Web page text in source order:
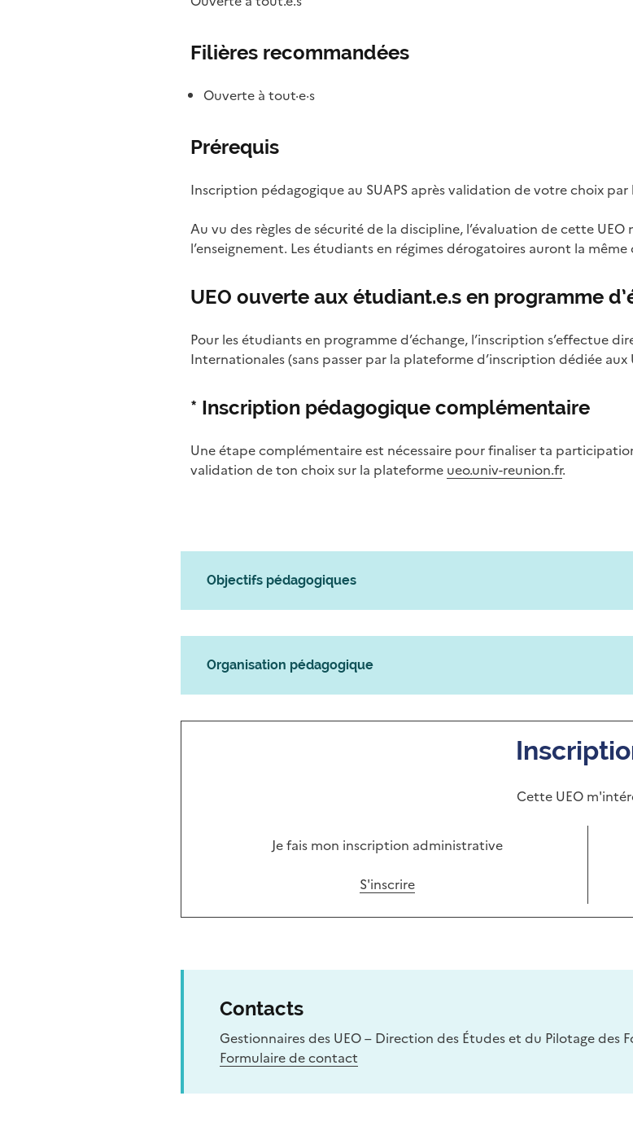
Filières recommandées
Ouverte à tout·e·s
Prérequis
Inscription pédagogique au SUAPS après validation de votre choix par
Au vu des règles de sécurité de la discipline, l’évaluation de cette
l’enseignement. Les étudiants en régimes dérogatoires auront la
UEO ouverte aux étudiant.e.s en programme
Pour les étudiants en programme d’échange, l’inscription s’effectue
Internationales (sans passer par la plateforme d’inscription dédiée aux
* Inscription pédagogique complémentaire
Une étape complémentaire est nécessaire pour finaliser ta
validation de ton choix sur la plateforme ueo.univ-reunion.fr.
Objectifs pédagogiques
Organisation pédagogique
Cette UEO
Je fais mon inscription administrative
S'inscrire
Contacts
Gestionnaires des UEO – Direction des Études et du Pilotage des
Formulaire de contact